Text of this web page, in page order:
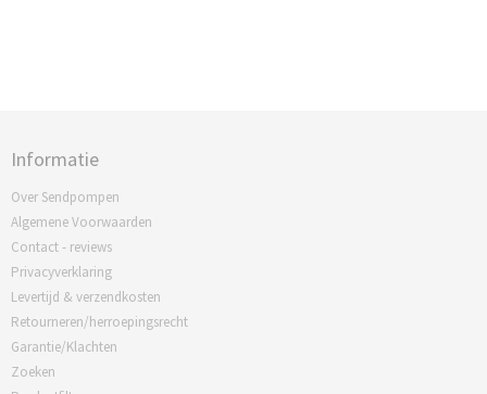
Informatie
Over Sendpompen
Algemene Voorwaarden
Contact - reviews
Privacyverklaring
Levertijd & verzendkosten
Retourneren/herroepingsrecht
Garantie/Klachten
Zoeken